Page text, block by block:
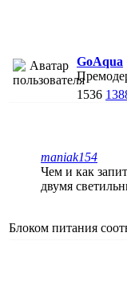
GoAqua
1536
maniak154
Чем и как
двумя
Блоком питания